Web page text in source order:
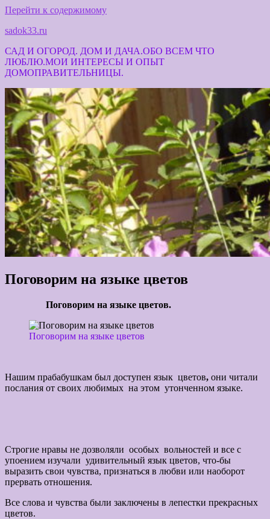
Перейти к содержимому
sadok33.ru
САД И ОГОРОД. ДОМ И ДАЧА.ОБО ВСЕМ ЧТО
ЛЮБЛЮ.МОИ ИНТЕРЕСЫ И ОПЫТ
ДОМОПРАВИТЕЛЬНИЦЫ.
Поговорим на языке цветов
Поговорим на языке цветов.
Поговорим на языке цветов
Нашим прабабушкам был доступен язык цветов, они читали
послания от своих любимых на этом утонченном языке.
Строгие нравы не дозволяли особых вольностей и все с
упоением изучали удивительный язык цветов, что-бы
выразить свои чувства, признаться в любви или наоборот
прервать отношения.
Все слова и чувства были заключены в лепестки прекрасных
цветов.